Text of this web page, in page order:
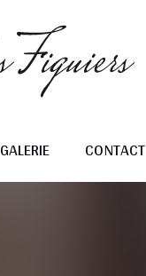
GALERIE CONTACT